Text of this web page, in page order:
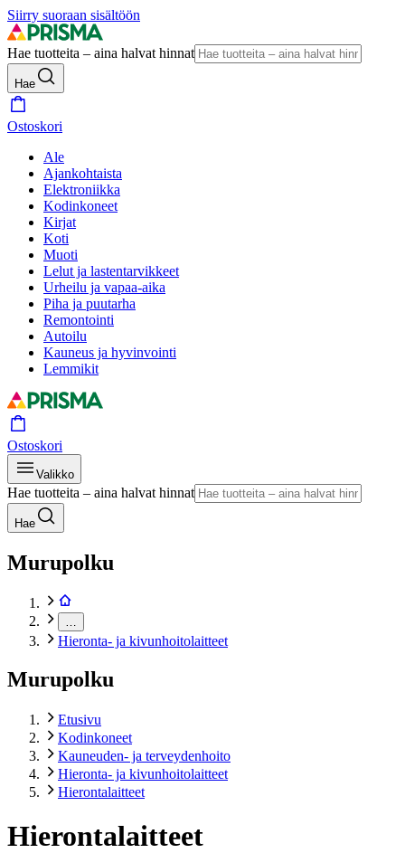
Siirry suoraan sisältöön
Hae tuotteita – aina halvat hinnat
Hae
Ostoskori
Ale
Ajankohtaista
Elektroniikka
Kodinkoneet
Kirjat
Koti
Muoti
Lelut ja lastentarvikkeet
Urheilu ja vapaa-aika
Piha ja puutarha
Remontointi
Autoilu
Kauneus ja hyvinvointi
Lemmikit
Ostoskori
Valikko
Hae tuotteita – aina halvat hinnat
Hae
Murupolku
Hieronta- ja kivunhoitolaitteet
Murupolku
Etusivu
Kodinkoneet
Kauneuden- ja terveydenhoito
Hieronta- ja kivunhoitolaitteet
Hierontalaitteet
Hierontalaitteet